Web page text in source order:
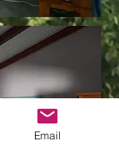
Email